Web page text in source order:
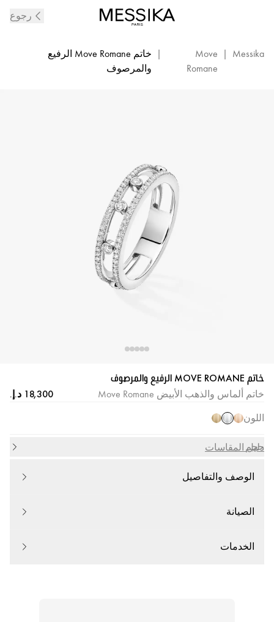
الأبيض
رجوع
Messika
|
Move
Romane
|
خاتم Move Romane الرفيع
والمرصوف
خاتم MOVE ROMANE الرفيع والمرصوف
خاتم ألماس والذهب الأبيض Move Romane
اللون
دليل المقاسات
حجم
الوصف والتفاصيل
الصيانة
الخدمات